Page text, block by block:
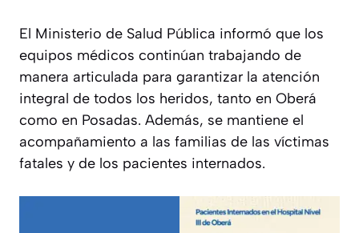
El Ministerio de Salud Pública informó que los
equipos médicos continúan trabajando de
manera articulada para garantizar la atención
integral de todos los heridos, tanto en Oberá
como en Posadas. Además, se mantiene el
acompañamiento a las familias de las víctimas
fatales y de los pacientes internados.